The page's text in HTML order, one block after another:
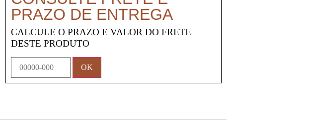
PRAZO DE ENTREGA
CALCULE O PRAZO E VALOR DO FRETE
DESTE PRODUTO